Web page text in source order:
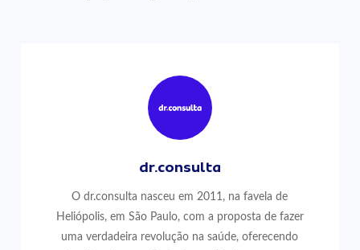
dr.consulta
O dr.consulta nasceu em 2011, na favela de
Heliópolis, em São Paulo, com a proposta de fazer
uma verdadeira revolução na saúde, oferecendo